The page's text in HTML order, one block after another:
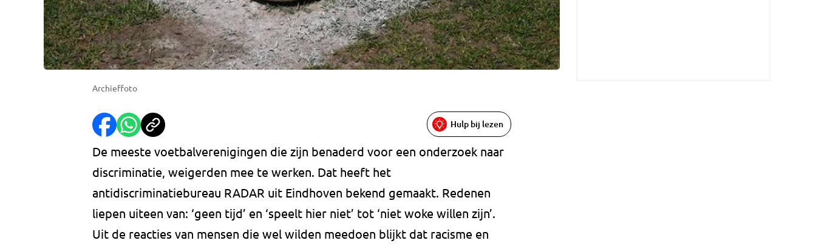
Archieffoto
Hulp bij lezen
De meeste voetbalverenigingen die zijn benaderd voor een onderzoek naar
discriminatie, weigerden mee te werken. Dat heeft het
antidiscriminatiebureau RADAR uit Eindhoven bekend gemaakt. Redenen
liepen uiteen van: ‘geen tijd’ en ‘speelt hier niet’ tot ‘niet woke willen zijn’.
Uit de reacties van mensen die wel wilden meedoen blijkt dat racisme en